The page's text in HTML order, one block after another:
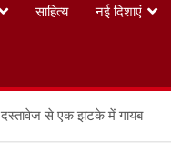
साहित्य नई दिशाएं
दस्तावेज से एक झटके में गायब